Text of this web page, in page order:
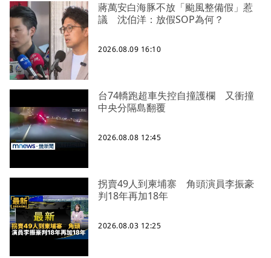
蔣萬安白海豚不放「颱風整備假」惹
議 沈伯洋：放假SOP為何？
2026.08.09 16:10
台74轎跑超車失控自撞護欄 又衝撞
中央分隔島翻覆
2026.08.08 12:45
拐賣49人到柬埔寨 角頭演員李振豪
判18年再加18年
2026.08.03 12:25